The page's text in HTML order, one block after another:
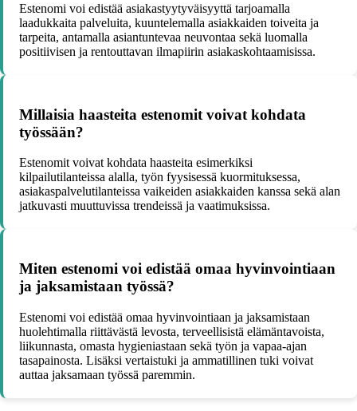
Estenomi voi edistää asiakastyytyväisyyttä tarjoamalla
laadukkaita palveluita, kuuntelemalla asiakkaiden toiveita ja
tarpeita, antamalla asiantuntevaa neuvontaa sekä luomalla
positiivisen ja rentouttavan ilmapiirin asiakaskohtaamisissa.
Millaisia haasteita estenomit voivat kohdata
työssään?
Estenomit voivat kohdata haasteita esimerkiksi
kilpailutilanteissa alalla, työn fyysisessä kuormituksessa,
asiakaspalvelutilanteissa vaikeiden asiakkaiden kanssa sekä alan
jatkuvasti muuttuvissa trendeissä ja vaatimuksissa.
Miten estenomi voi edistää omaa hyvinvointiaan
ja jaksamistaan työssä?
Estenomi voi edistää omaa hyvinvointiaan ja jaksamistaan
huolehtimalla riittävästä levosta, terveellisistä elämäntavoista,
liikunnasta, omasta hygieniastaan sekä työn ja vapaa-ajan
tasapainosta. Lisäksi vertaistuki ja ammatillinen tuki voivat
auttaa jaksamaan työssä paremmin.